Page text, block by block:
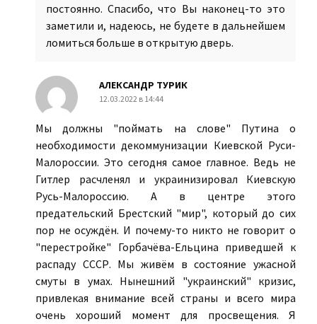
постоянно. Спасибо, что Вы наконец-то это
заметили и, надеюсь, не будете в дальнейшем
ломиться больше в открытую дверь.
АЛЕКСАНДР ТУРИК
12.03.2022 в 14:44
Мы должны "поймать на слове" Путина о
необходимости декоммунизации Киевской Руси-
Малороссии. Это сегодня самое главное. Ведь не
Гитлер расчленял и украинизировал Киевскую
Русь-Малороссию. А в центре этого
предательский Брестский "мир", который до сих
пор не осуждён. И почему-то никто не говорит о
"перестройке" Горбачёва-Ельцина приведшей к
распаду СССР. Мы живём в состояние ужасной
смуты в умах. Нынешний "украинский" кризис,
привлекая внимание всей страны и всего мира
очень хороший момент для просвещения. Я